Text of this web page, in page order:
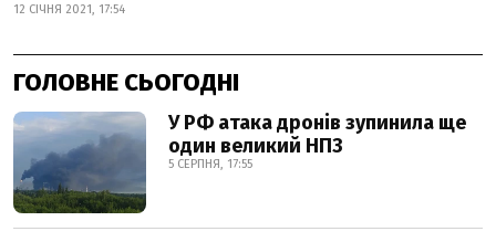
12 СІЧНЯ 2021, 17:54
ГОЛОВНЕ СЬОГОДНІ
У РФ атака дронів зупинила ще
один великий НПЗ
5 СЕРПНЯ, 17:55